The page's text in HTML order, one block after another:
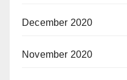
December 2020
November 2020